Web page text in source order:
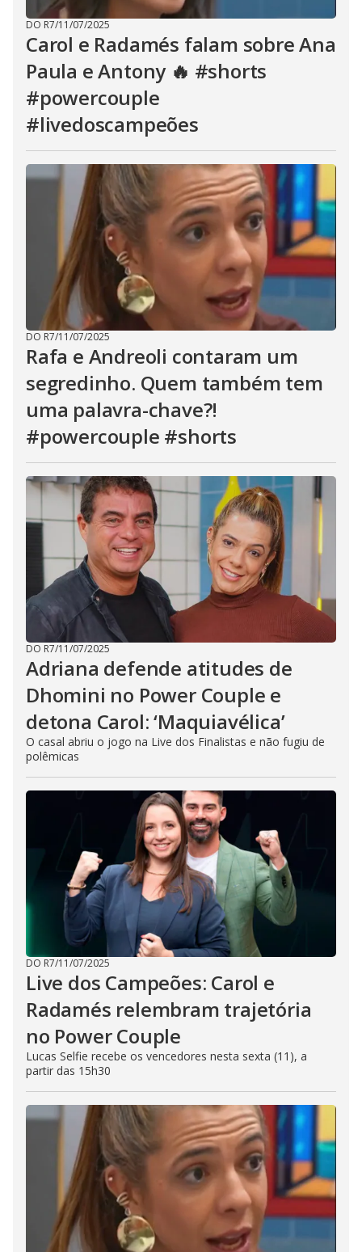
DO R7/11/07/2025
Carol e Radamés falam sobre Ana
Paula e Antony 🔥 #shorts
#powercouple
#livedoscampeões
DO R7/11/07/2025
Rafa e Andreoli contaram um
segredinho. Quem também tem
uma palavra-chave?!
#powercouple #shorts
DO R7/11/07/2025
Adriana defende atitudes de
Dhomini no Power Couple e
detona Carol: ‘Maquiavélica’
O casal abriu o jogo na Live dos Finalistas e não fugiu de
polêmicas
DO R7/11/07/2025
Live dos Campeões: Carol e
Radamés relembram trajetória
no Power Couple
Lucas Selfie recebe os vencedores nesta sexta (11), a
partir das 15h30